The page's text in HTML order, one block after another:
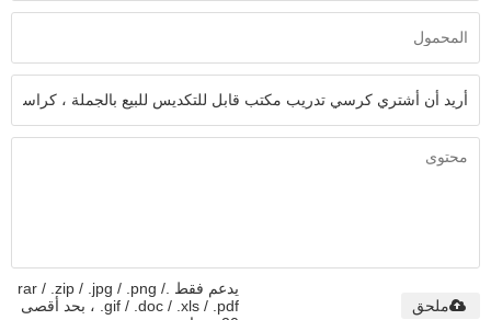
يدعم فقط .rar / .zip / .jpg / .png /
.gif / .doc / .xls / .pdf ، بحد أقصى
ملحق